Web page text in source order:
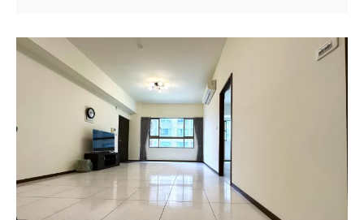
而是兩房格局仍保有相對完整的室內空間，
適合首購族、兩人家庭，或希望多留一間書
房的買方。 【這間房子的重點】 ◆ 位於15
樓頂樓，視野與採光條件突出 ◆ 客廳面向
向陽公園，窗外有公園綠意 ◆ 主建物加陽
台約20.11坪，兩房空間不顯侷促 ◆ 獨立玄
關設計，可規劃鞋櫃與落塵區 ◆ 前後雙陽
台，洗衣晾曬與收納較有彈性 ◆ 室內已有